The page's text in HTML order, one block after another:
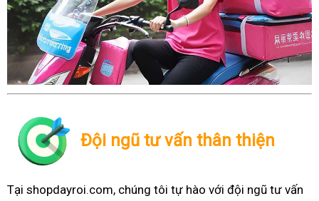
Đội ngũ tư vấn thân thiện
Tại shopdayroi.com, chúng tôi tự hào với đội ngũ tư vấn